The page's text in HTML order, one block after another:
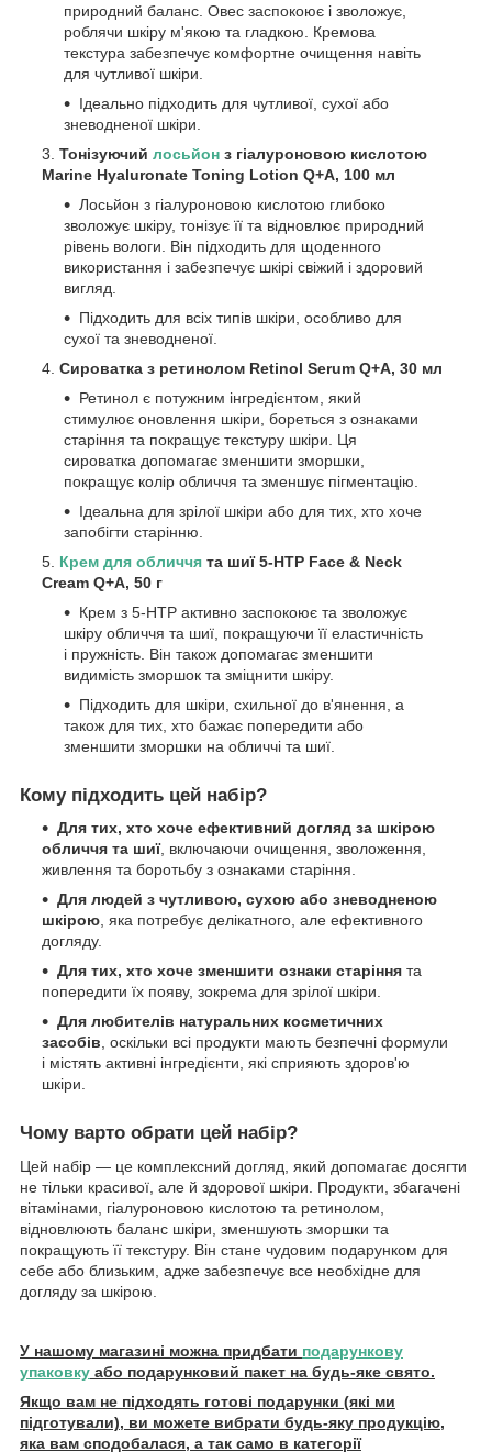
природний баланс. Овес заспокоює і зволожує,
роблячи шкіру м'якою та гладкою. Кремова
текстура забезпечує комфортне очищення навіть
для чутливої шкіри.
Ідеально підходить для чутливої, сухої або
зневодненої шкіри.
Тонізуючий лосьйон з гіалуроновою кислотою
Marine Hyaluronate Toning Lotion Q+A, 100 мл
Лосьйон з гіалуроновою кислотою глибоко
зволожує шкіру, тонізує її та відновлює природний
рівень вологи. Він підходить для щоденного
використання і забезпечує шкірі свіжий і здоровий
вигляд.
Підходить для всіх типів шкіри, особливо для
сухої та зневодненої.
Сироватка з ретинолом Retinol Serum Q+A, 30 мл
Ретинол є потужним інгредієнтом, який
стимулює оновлення шкіри, бореться з ознаками
старіння та покращує текстуру шкіри. Ця
сироватка допомагає зменшити зморшки,
покращує колір обличчя та зменшує пігментацію.
Ідеальна для зрілої шкіри або для тих, хто хоче
запобігти старінню.
Крем для обличчя та шиї 5-HTP Face & Neck
Cream Q+A, 50 г
Крем з 5-HTP активно заспокоює та зволожує
шкіру обличчя та шиї, покращуючи її еластичність
і пружність. Він також допомагає зменшити
видимість зморшок та зміцнити шкіру.
Підходить для шкіри, схильної до в'янення, а
також для тих, хто бажає попередити або
зменшити зморшки на обличчі та шиї.
Кому підходить цей набір?
Для тих, хто хоче ефективний догляд за шкірою
обличчя та шиї, включаючи очищення, зволоження,
живлення та боротьбу з ознаками старіння.
Для людей з чутливою, сухою або зневодненою
шкірою, яка потребує делікатного, але ефективного
догляду.
Для тих, хто хоче зменшити ознаки старіння та
попередити їх появу, зокрема для зрілої шкіри.
Для любителів натуральних косметичних
засобів, оскільки всі продукти мають безпечні формули
і містять активні інгредієнти, які сприяють здоров'ю
шкіри.
Чому варто обрати цей набір?
Цей набір — це комплексний догляд, який допомагає досягти
не тільки красивої, але й здорової шкіри. Продукти, збагачені
вітамінами, гіалуроновою кислотою та ретинолом,
відновлюють баланс шкіри, зменшують зморшки та
покращують її текстуру. Він стане чудовим подарунком для
себе або близьким, адже забезпечує все необхідне для
догляду за шкірою.
У нашому магазині можна придбати подарункову
упаковку або подарунковий пакет на будь-яке свято.
Якщо вам не підходять готові подарунки (які ми
підготували), ви можете вибрати будь-яку продукцію,
яка вам сподобалася, а так само в категорії